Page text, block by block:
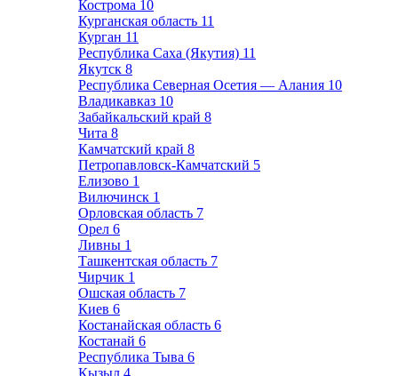
Кострома 10
Курганская область 11
Курган 11
Республика Саха (Якутия) 11
Якутск 8
Республика Северная Осетия — Алания 10
Владикавказ 10
Забайкальский край 8
Чита 8
Камчатский край 8
Петропавловск-Камчатский 5
Елизово 1
Вилючинск 1
Орловская область 7
Орел 6
Ливны 1
Ташкентская область 7
Чирчик 1
Ошская область 7
Киев 6
Костанайская область 6
Костанай 6
Республика Тыва 6
Кызыл 4